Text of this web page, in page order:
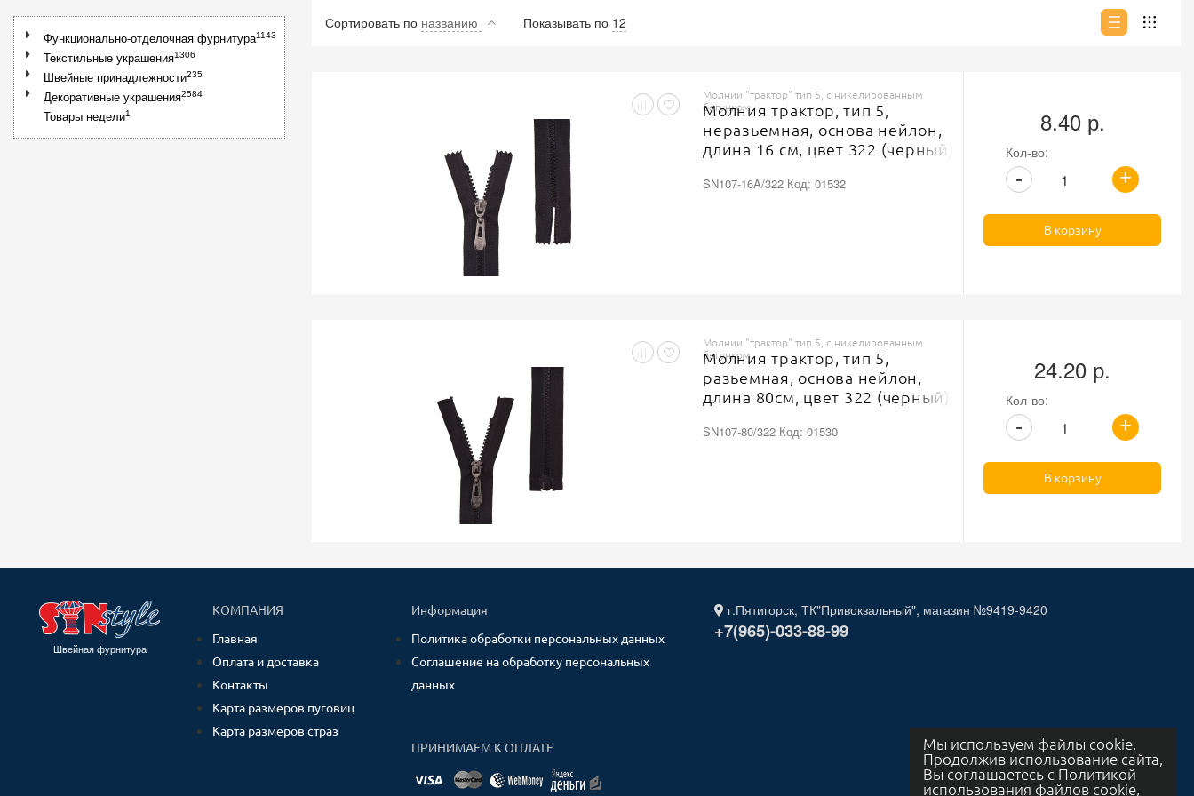
Мы используем файлы cookie.
Продолжив использование сайта,
Вы соглашаетесь с Политикой
использования файлов cookie,
Функционально-отделочная фурнитура1143
Текстильные украшения1306
Швейные принадлежности235
Декоративные украшения2584
Товары недели1
Сортировать по названию Показывать по 12
Молнии "трактор" тип 5, с никелированным
бегунком
Молния трактор, тип 5,
неразьемная, основа нейлон,
длина 16 см, цвет 322 (черный),
SN107-16A/322 Код: 01532
8.40 р.
Кол-во:
+
-
В корзину
Молнии "трактор" тип 5, с никелированным
бегунком
Молния трактор, тип 5,
разьемная, основа нейлон,
длина 80см, цвет 322 (черный),
SN107-80/322 Код: 01530
24.20 р.
Кол-во:
+
-
В корзину
Швейная фурнитура
КОМПАНИЯ
Главная
Оплата и доставка
Контакты
Карта размеров пуговиц
Карта размеров страз
Информация
Политика обработки персональных данных
Соглашение на обработку персональных
данных
ПРИНИМАЕМ К ОПЛАТЕ
г.Пятигорск, ТК"Привокзальный", магазин №9419-9420
+7(965)-033-88-99